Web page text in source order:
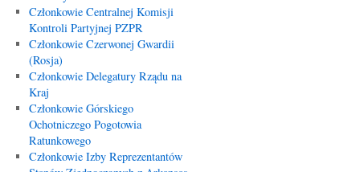
Członkowie Centralnej Komisji
Kontroli Partyjnej PZPR
Członkowie Czerwonej Gwardii
(Rosja)
Członkowie Delegatury Rządu na
Kraj
Członkowie Górskiego
Ochotniczego Pogotowia
Ratunkowego
Członkowie Izby Reprezentantów